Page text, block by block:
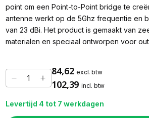
point om een Point-to-Point bridge te
antenne werkt op de 5Ghz frequentie en
van 23 dBi. Het product is gemaakt van
materialen en speciaal ontworpen voor
84,62 excl. btw
102,39 incl. btw
Levertijd 4 tot 7 werkdagen